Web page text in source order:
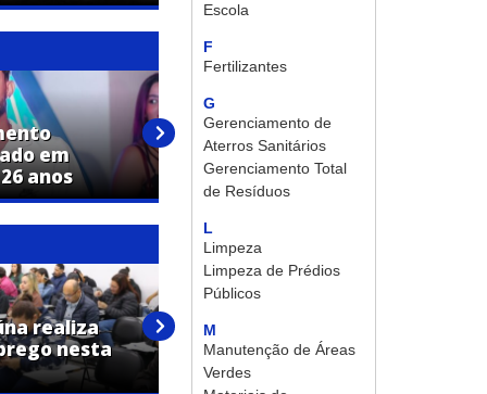
Escola
F
Fertilizantes
G
Gerenciamento de
Aterros Sanitários
Gerenciamento Total
de Resíduos
L
Limpeza
Limpeza de Prédios
Públicos
M
Manutenção de Áreas
Verdes
em
anos
Terezinha Aparecida Pinheiro
Anastácio morre aos 74 anos
em Jaguariúna
realiza
nesta
PAT de Jaguariúna promove
mutirão com mais de 50 vagas
de emprego nesta quarta-
feira